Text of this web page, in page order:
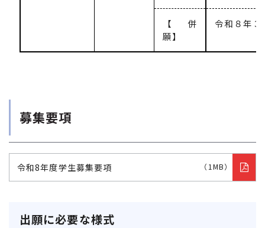
【併
願】
令和８年
募集要項
令和8年度学生募集要項 （1MB）
出願に必要な様式